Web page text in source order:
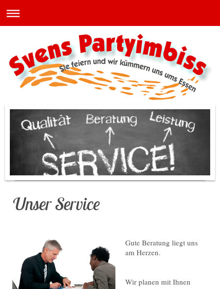
Unser Service
Gute Beratung liegt uns
am Herzen.
Wir planen mit Ihnen